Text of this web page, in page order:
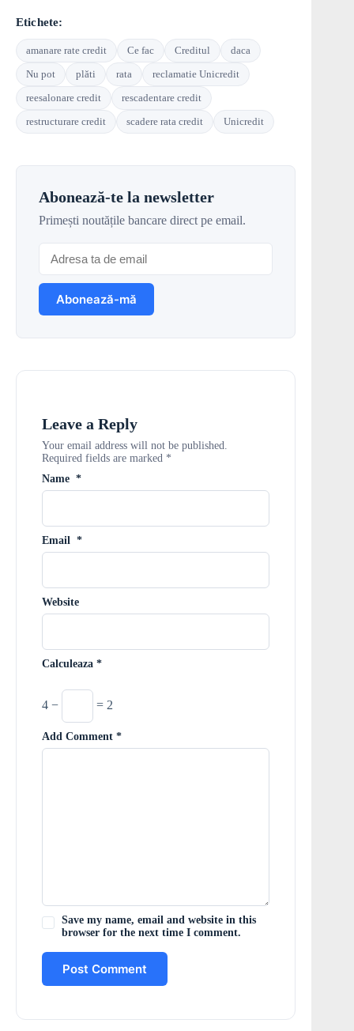
Etichete:
amanare rate credit Ce fac Creditul
daca
Nu pot
plăti rata
reclamatie Unicredit
reesalonare credit
rescadentare credit
restructurare credit
scadere rata credit Unicredit
Abonează-te la newsletter
Primești noutățile bancare direct pe email.
Leave a Reply
Your email address will not be published.
Required fields are marked *
Name *
Email *
Website
Calculeaza *
4 − = 2
Add Comment *
Save my name, email and website in this
browser for the next time I comment.
Post Comment